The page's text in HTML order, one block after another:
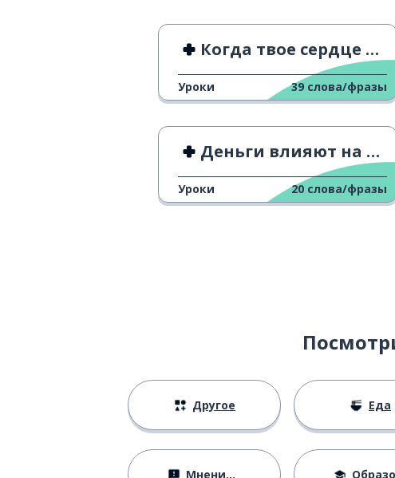
все; вы
красивый
Когда твое сердце болит
Уроки 39 слова/фразы
Деньги влияют на психическое здоровье
Уроки 20 слова/фразы
Другое Еда
Мнения и убеждения Образование